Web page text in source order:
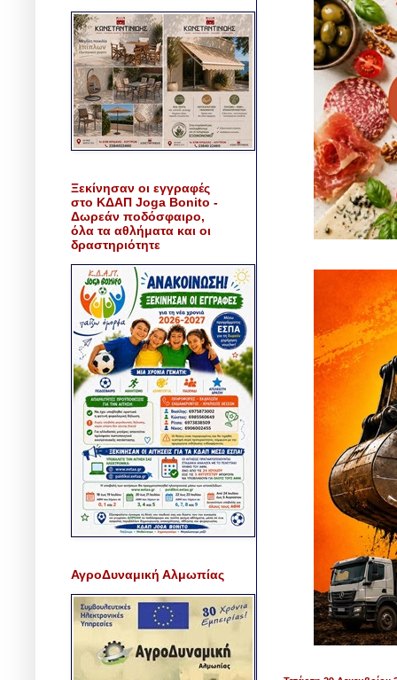
Ξεκίνησαν οι εγγραφές
στο ΚΔΑΠ Joga Bonito -
Δωρεάν ποδόσφαιρο,
όλα τα αθλήματα και οι
δραστηριότητε
ΑγροΔυναμική Αλμωπίας